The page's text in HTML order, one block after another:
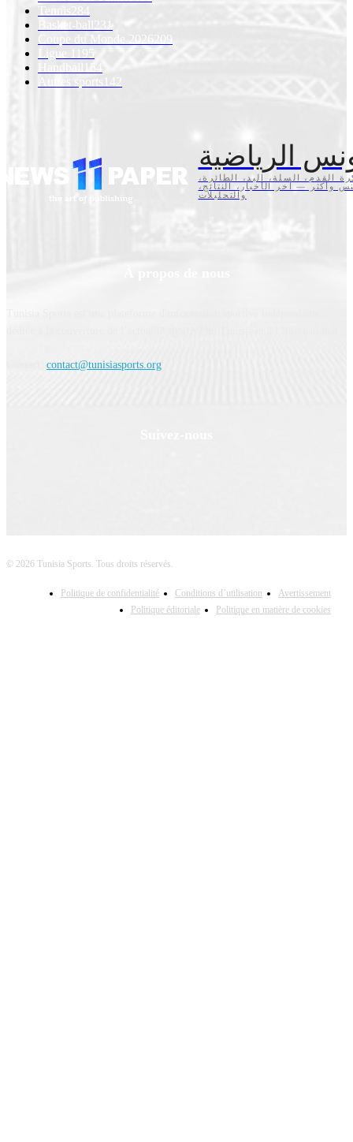
Tennis
284
Basket-ball
231
Coupe du Monde 2026 209
Ligue 1
195
Handball
154
Autres sports 142
الرياضية
القدم، السلة، اليد، الطائرة،
وأكثر — آخر الأخبار، النتائج،
والتحليلات
contact@tunisiasports.org
© 2026 Tunisia Sports. Tous droits réservés.
Politique de confidentialité Conditions d’utilisation
Avertissement
Politique éditoriale
Politique en matière de cookies